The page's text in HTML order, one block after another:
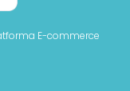
E-commerce